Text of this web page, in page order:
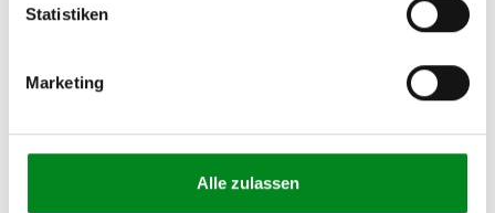
Statistiken
Marketing
Alle zulassen
info@tmc-turbo.de